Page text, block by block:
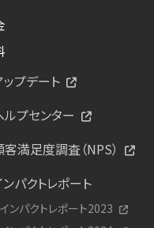
ップデート
ルプセンター
客満足度調査（NPS）
パクトレポート
インパクトレポート2023